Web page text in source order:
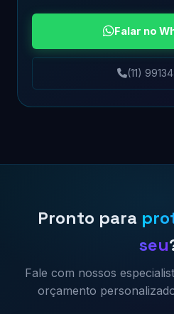
Falar no
(11)
Pronto para
seu
Fale com nossos
orçamento